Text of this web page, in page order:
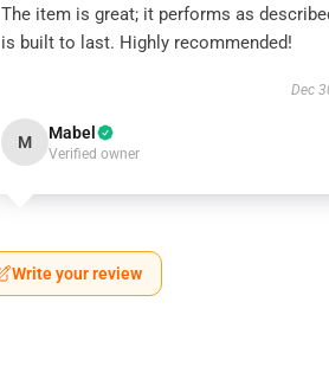
The item is great; it performs as
is built to last. Highly recommended!
Dec
M Mabel
Verified owner
Write your review